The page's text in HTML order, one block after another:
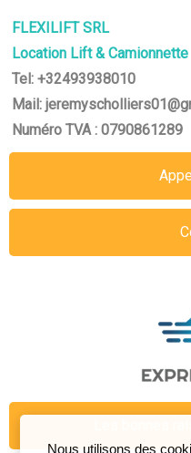
FLEXILIFT SRL
Location Lift & Camionnette
Tel: +32493938010
Mail:
Numéro TVA : 0790861289
Nous utilisons des